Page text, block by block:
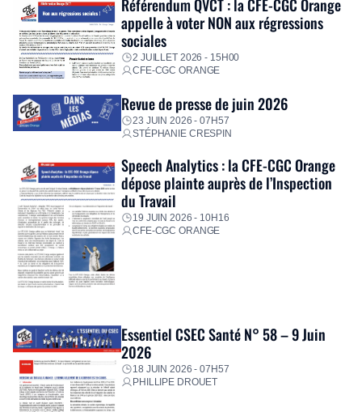
appelle à voter NON aux régressions
sociales
2 JUILLET 2026 - 15H00
CFE-CGC ORANGE
Revue de presse de juin 2026
23 JUIN 2026 - 07H57
STÉPHANIE CRESPIN
Speech Analytics : la CFE-CGC Orange
dépose plainte auprès de l’Inspection
du Travail
19 JUIN 2026 - 10H16
CFE-CGC ORANGE
Essentiel CSEC Santé N° 58 – 9 Juin
2026
18 JUIN 2026 - 07H57
PHILLIPE DROUET